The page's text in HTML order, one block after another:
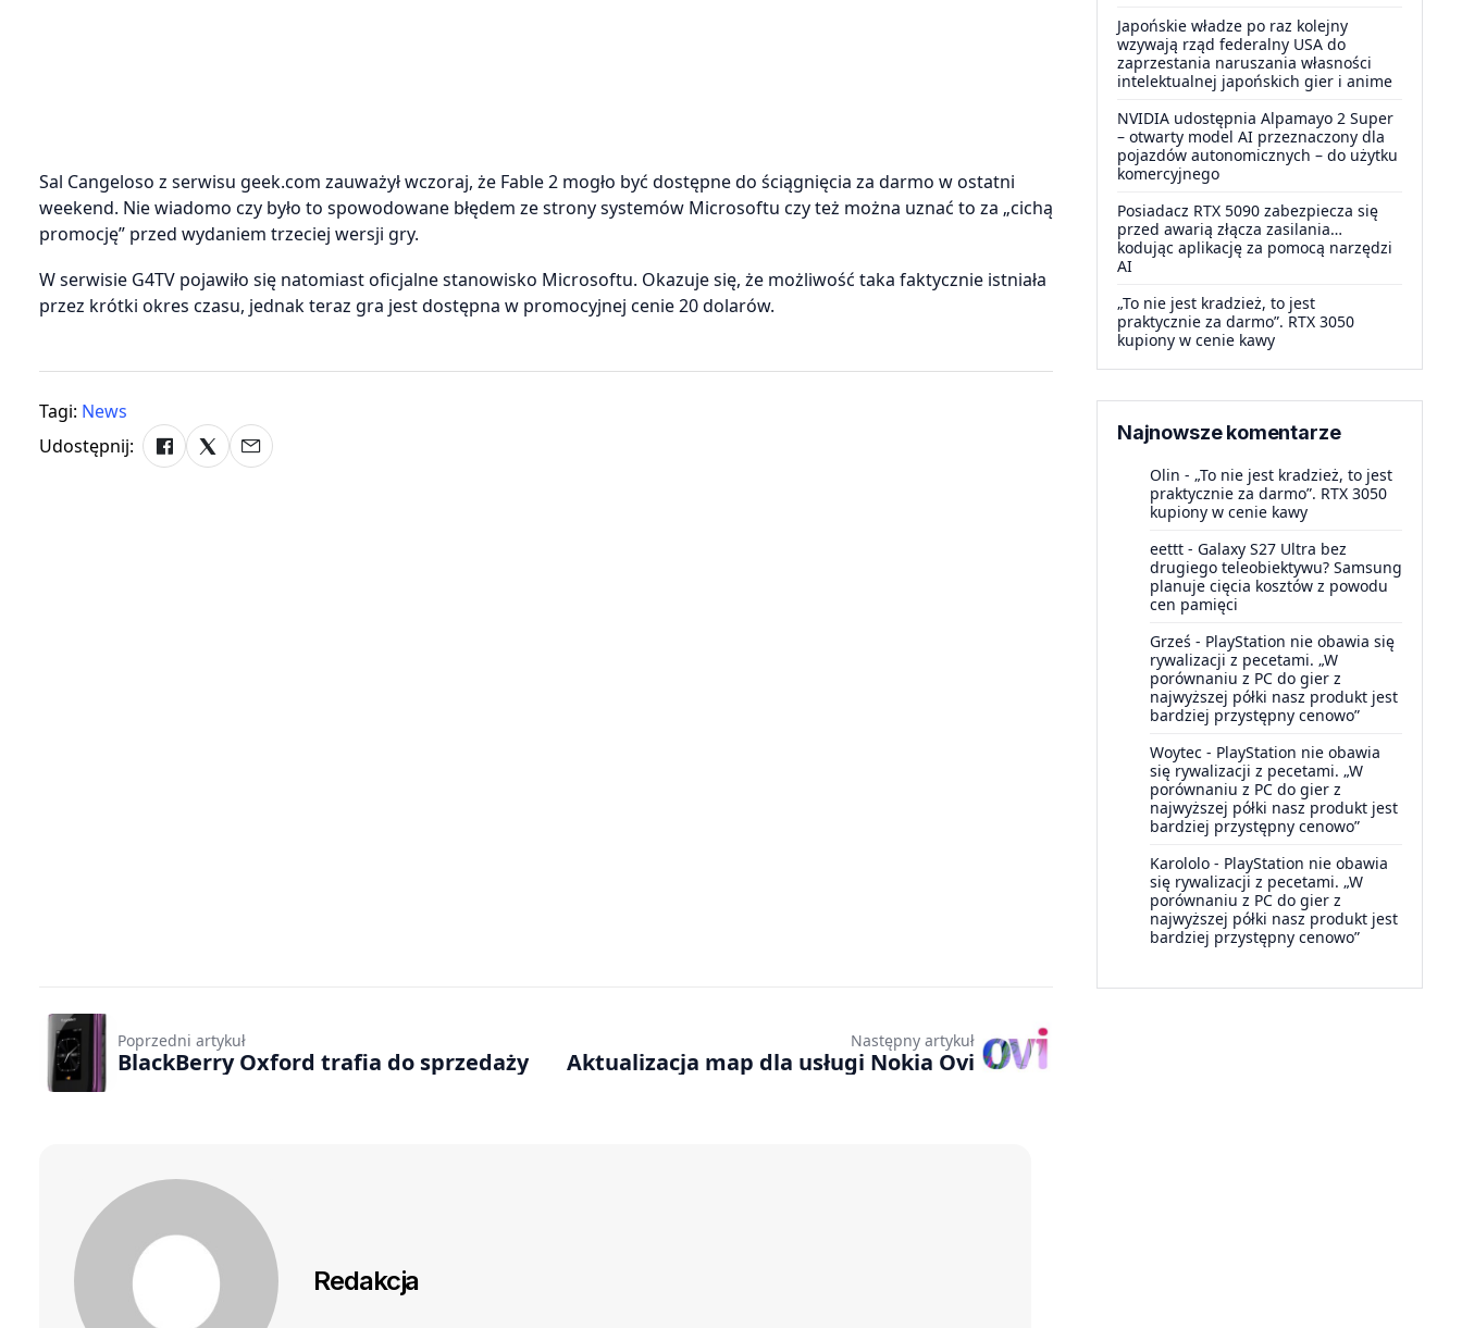
Sal Cangeloso z serwisu geek.com zauważył wczoraj, że Fable 2 mogło być dostępne do ściągnięcia za darmo w ostatni
weekend. Nie wiadomo czy było to spowodowane błędem ze strony systemów Microsoftu czy też można uznać to za „cichą
promocję” przed wydaniem trzeciej wersji gry.
W serwisie G4TV pojawiło się natomiast oficjalne stanowisko Microsoftu. Okazuje się, że możliwość taka faktycznie istniała
przez krótki okres czasu, jednak teraz gra jest dostępna w promocyjnej cenie 20 dolarów.
Tagi: News
Udostępnij:
Japońskie władze po raz kolejny
wzywają rząd federalny USA do
zaprzestania naruszania własności
intelektualnej japońskich gier i anime
NVIDIA udostępnia Alpamayo 2 Super
– otwarty model AI przeznaczony dla
pojazdów autonomicznych – do użytku
komercyjnego
Posiadacz RTX 5090 zabezpiecza się
przed awarią złącza zasilania…
kodując aplikację za pomocą narzędzi
AI
„To nie jest kradzież, to jest
praktycznie za darmo”. RTX 3050
kupiony w cenie kawy
Najnowsze komentarze
Olin - „To nie jest kradzież, to jest
praktycznie za darmo”. RTX 3050
kupiony w cenie kawy
eettt - Galaxy S27 Ultra bez
drugiego teleobiektywu? Samsung
planuje cięcia kosztów z powodu
cen pamięci
Grześ - PlayStation nie obawia się
rywalizacji z pecetami. „W
porównaniu z PC do gier z
najwyższej półki nasz produkt jest
bardziej przystępny cenowo”
Woytec - PlayStation nie obawia
się rywalizacji z pecetami. „W
porównaniu z PC do gier z
najwyższej półki nasz produkt jest
bardziej przystępny cenowo”
Karololo - PlayStation nie obawia
się rywalizacji z pecetami. „W
porównaniu z PC do gier z
najwyższej półki nasz produkt jest
bardziej przystępny cenowo”
Poprzedni artykuł
BlackBerry Oxford trafia do sprzedaży
Następny artykuł
Aktualizacja map dla usługi Nokia Ovi
Redakcja